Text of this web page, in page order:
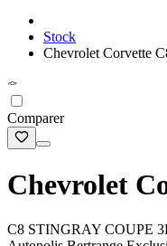
Stock
Chevrolet Corvette
Comparer
Chevrolet
C8 STINGRAY COUPE